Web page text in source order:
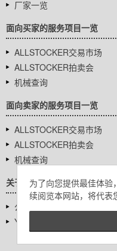
为了向您提供最佳体验
续阅览本网站，将代表
厂家一览
面向买家的服务项目一览
ALLSTOCKER交易市场
ALLSTOCKER拍卖会
机械查询
面向卖家的服务项目一览
ALLSTOCKER交易市场
ALLSTOCKER拍卖会
机械查询
关于我们
公司基本信息
YUTAKA Inc.